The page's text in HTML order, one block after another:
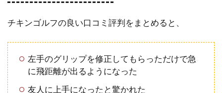
チキンゴルフの良い口コミ評判をまとめると、
左手のグリップを修正してもらっただけで急
に飛距離が出るようになった
友人に上手になったと驚かれた